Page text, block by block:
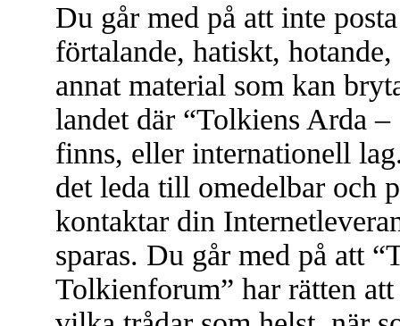
Du går med på att inte
förtalande, hatiskt,
annat material som kan
landet där “Tolkiens Arda
finns, eller internationell
det leda till omedelbar och
kontaktar din
sparas. Du går med på att
Tolkienforum” har rätten